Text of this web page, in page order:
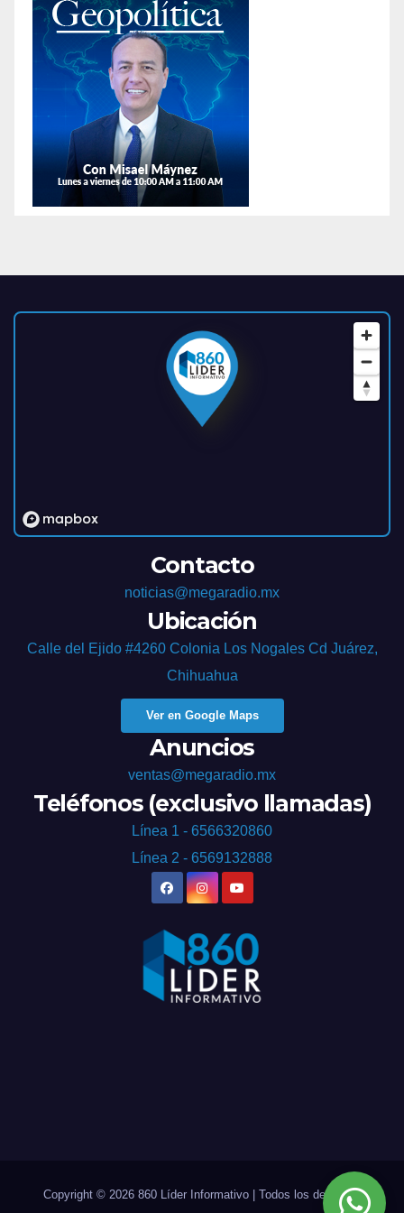
Contacto
noticias@megaradio.mx
Ubicación
Calle del Ejido #4260 Colonia Los Nogales Cd Juárez,
Chihuahua
Ver en Google Maps
Anuncios
ventas@megaradio.mx
Teléfonos (exclusivo llamadas)
Línea 1 - 6566320860
Línea 2 - 6569132888
Copyright © 2026 860 Líder Informativo | Todos los derechos